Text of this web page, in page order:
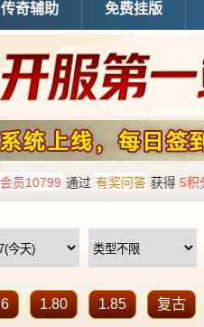
传奇辅助 免费挂版